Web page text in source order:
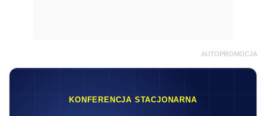
AUTOPROMOCJA
KONFERENCJA STACJONARNA